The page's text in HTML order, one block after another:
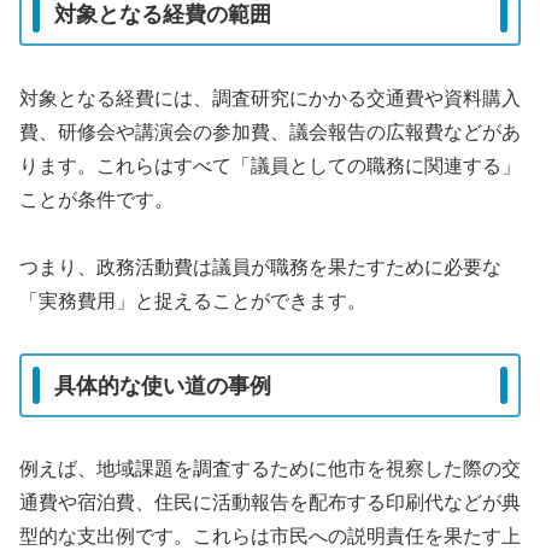
対象となる経費の範囲
対象となる経費には、調査研究にかかる交通費や資料購入
費、研修会や講演会の参加費、議会報告の広報費などがあ
ります。これらはすべて「議員としての職務に関連する」
ことが条件です。
つまり、政務活動費は議員が職務を果たすために必要な
「実務費用」と捉えることができます。
具体的な使い道の事例
例えば、地域課題を調査するために他市を視察した際の交
通費や宿泊費、住民に活動報告を配布する印刷代などが典
型的な支出例です。これらは市民への説明責任を果たす上